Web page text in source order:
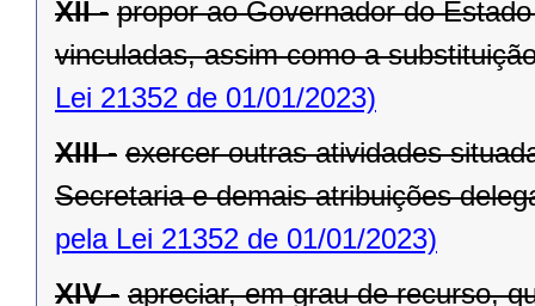
XII - propor ao Governador do
vinculadas, assim como a
Lei 21352 de 01/01/2023)
XIII - exercer outras atividades
Secretaria e demais atribuições
pela Lei 21352 de 01/01/2023)
XIV - apreciar, em grau de recurso,